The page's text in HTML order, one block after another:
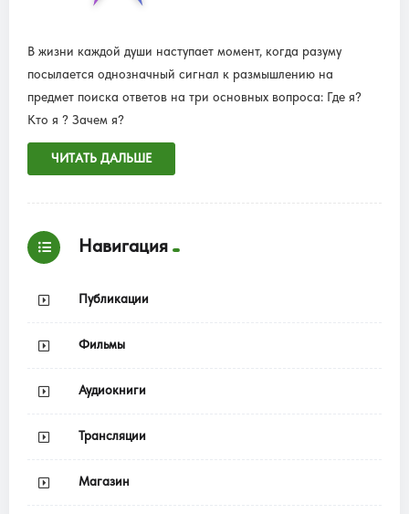
В жизни каждой души наступает момент, когда разуму
посылается однозначный сигнал к размышлению на
предмет поиска ответов на три основных вопроса: Где я?
Кто я ? Зачем я?
ЧИТАТЬ ДАЛЬШЕ
Навигация
Публикации
Фильмы
Аудиокниги
Трансляции
Магазин